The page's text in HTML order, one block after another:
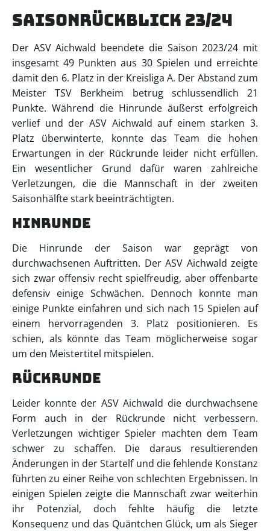
Saisonrückblick 23/24
Der ASV Aichwald beendete die Saison 2023/24 mit
insgesamt 49 Punkten aus 30 Spielen und erreichte
damit den 6. Platz in der Kreisliga A. Der Abstand zum
Meister TSV Berkheim betrug schlussendlich 21
Punkte. Während die Hinrunde äußerst erfolgreich
verlief und der ASV Aichwald auf einem starken 3.
Platz überwinterte, konnte das Team die hohen
Erwartungen in der Rückrunde leider nicht erfüllen.
Ein wesentlicher Grund dafür waren zahlreiche
Verletzungen, die die Mannschaft in der zweiten
Saisonhälfte stark beeinträchtigten.
Hinrunde
Die Hinrunde der Saison war geprägt von
durchwachsenen Auftritten. Der ASV Aichwald zeigte
sich zwar offensiv recht spielfreudig, aber offenbarte
defensiv einige Schwächen. Dennoch konnte man
einige Punkte einfahren und sich nach 15 Spielen auf
einem hervorragenden 3. Platz positionieren. Es
schien, als könnte das Team möglicherweise sogar
um den Meistertitel mitspielen.
Rückrunde
Leider konnte der ASV Aichwald die durchwachsene
Form auch in der Rückrunde nicht verbessern.
Verletzungen wichtiger Spieler machten dem Team
schwer zu schaffen. Die daraus resultierenden
Änderungen in der Startelf und die fehlende Konstanz
führten zu einer Reihe von schlechten Ergebnissen. In
einigen Spielen zeigte die Mannschaft zwar weiterhin
ihr Potenzial, doch fehlte häufig die letzte
Konsequenz und das Quäntchen Glück, um als Sieger